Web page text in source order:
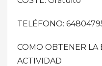
TELÉFONO:
COMO OBTENER LA
ACTIVIDAD